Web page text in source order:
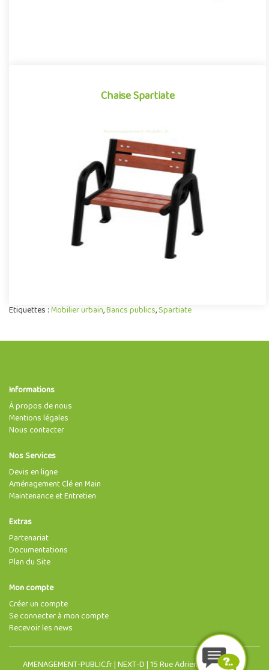
Chaise Spartiate
Chaise Spartiate
Mobilier urbain pour aménagement public extérieur, la chaise
Spartiate se démarque par son design contemporain associant
avec..
Etiquettes :Mobilier urbain,Bancs publics,Spartiate
Informations
À propos de nous
Mentions légales
Nous contacter
Nos Services
Devis en ligne
Aménagement Clé en Main
Maintenance et Entretien
Extras
Partenariat
Documentations
Plan du Site
Mon compte
Créer un compte
Se connecter à mon compte
Recevoir les news
AMENAGEMENT-PUBLIC.fr | NEXT-D | 15 Rue Adrien Morin, 63400